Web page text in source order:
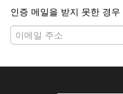
인증 메일을 받지 못한 경